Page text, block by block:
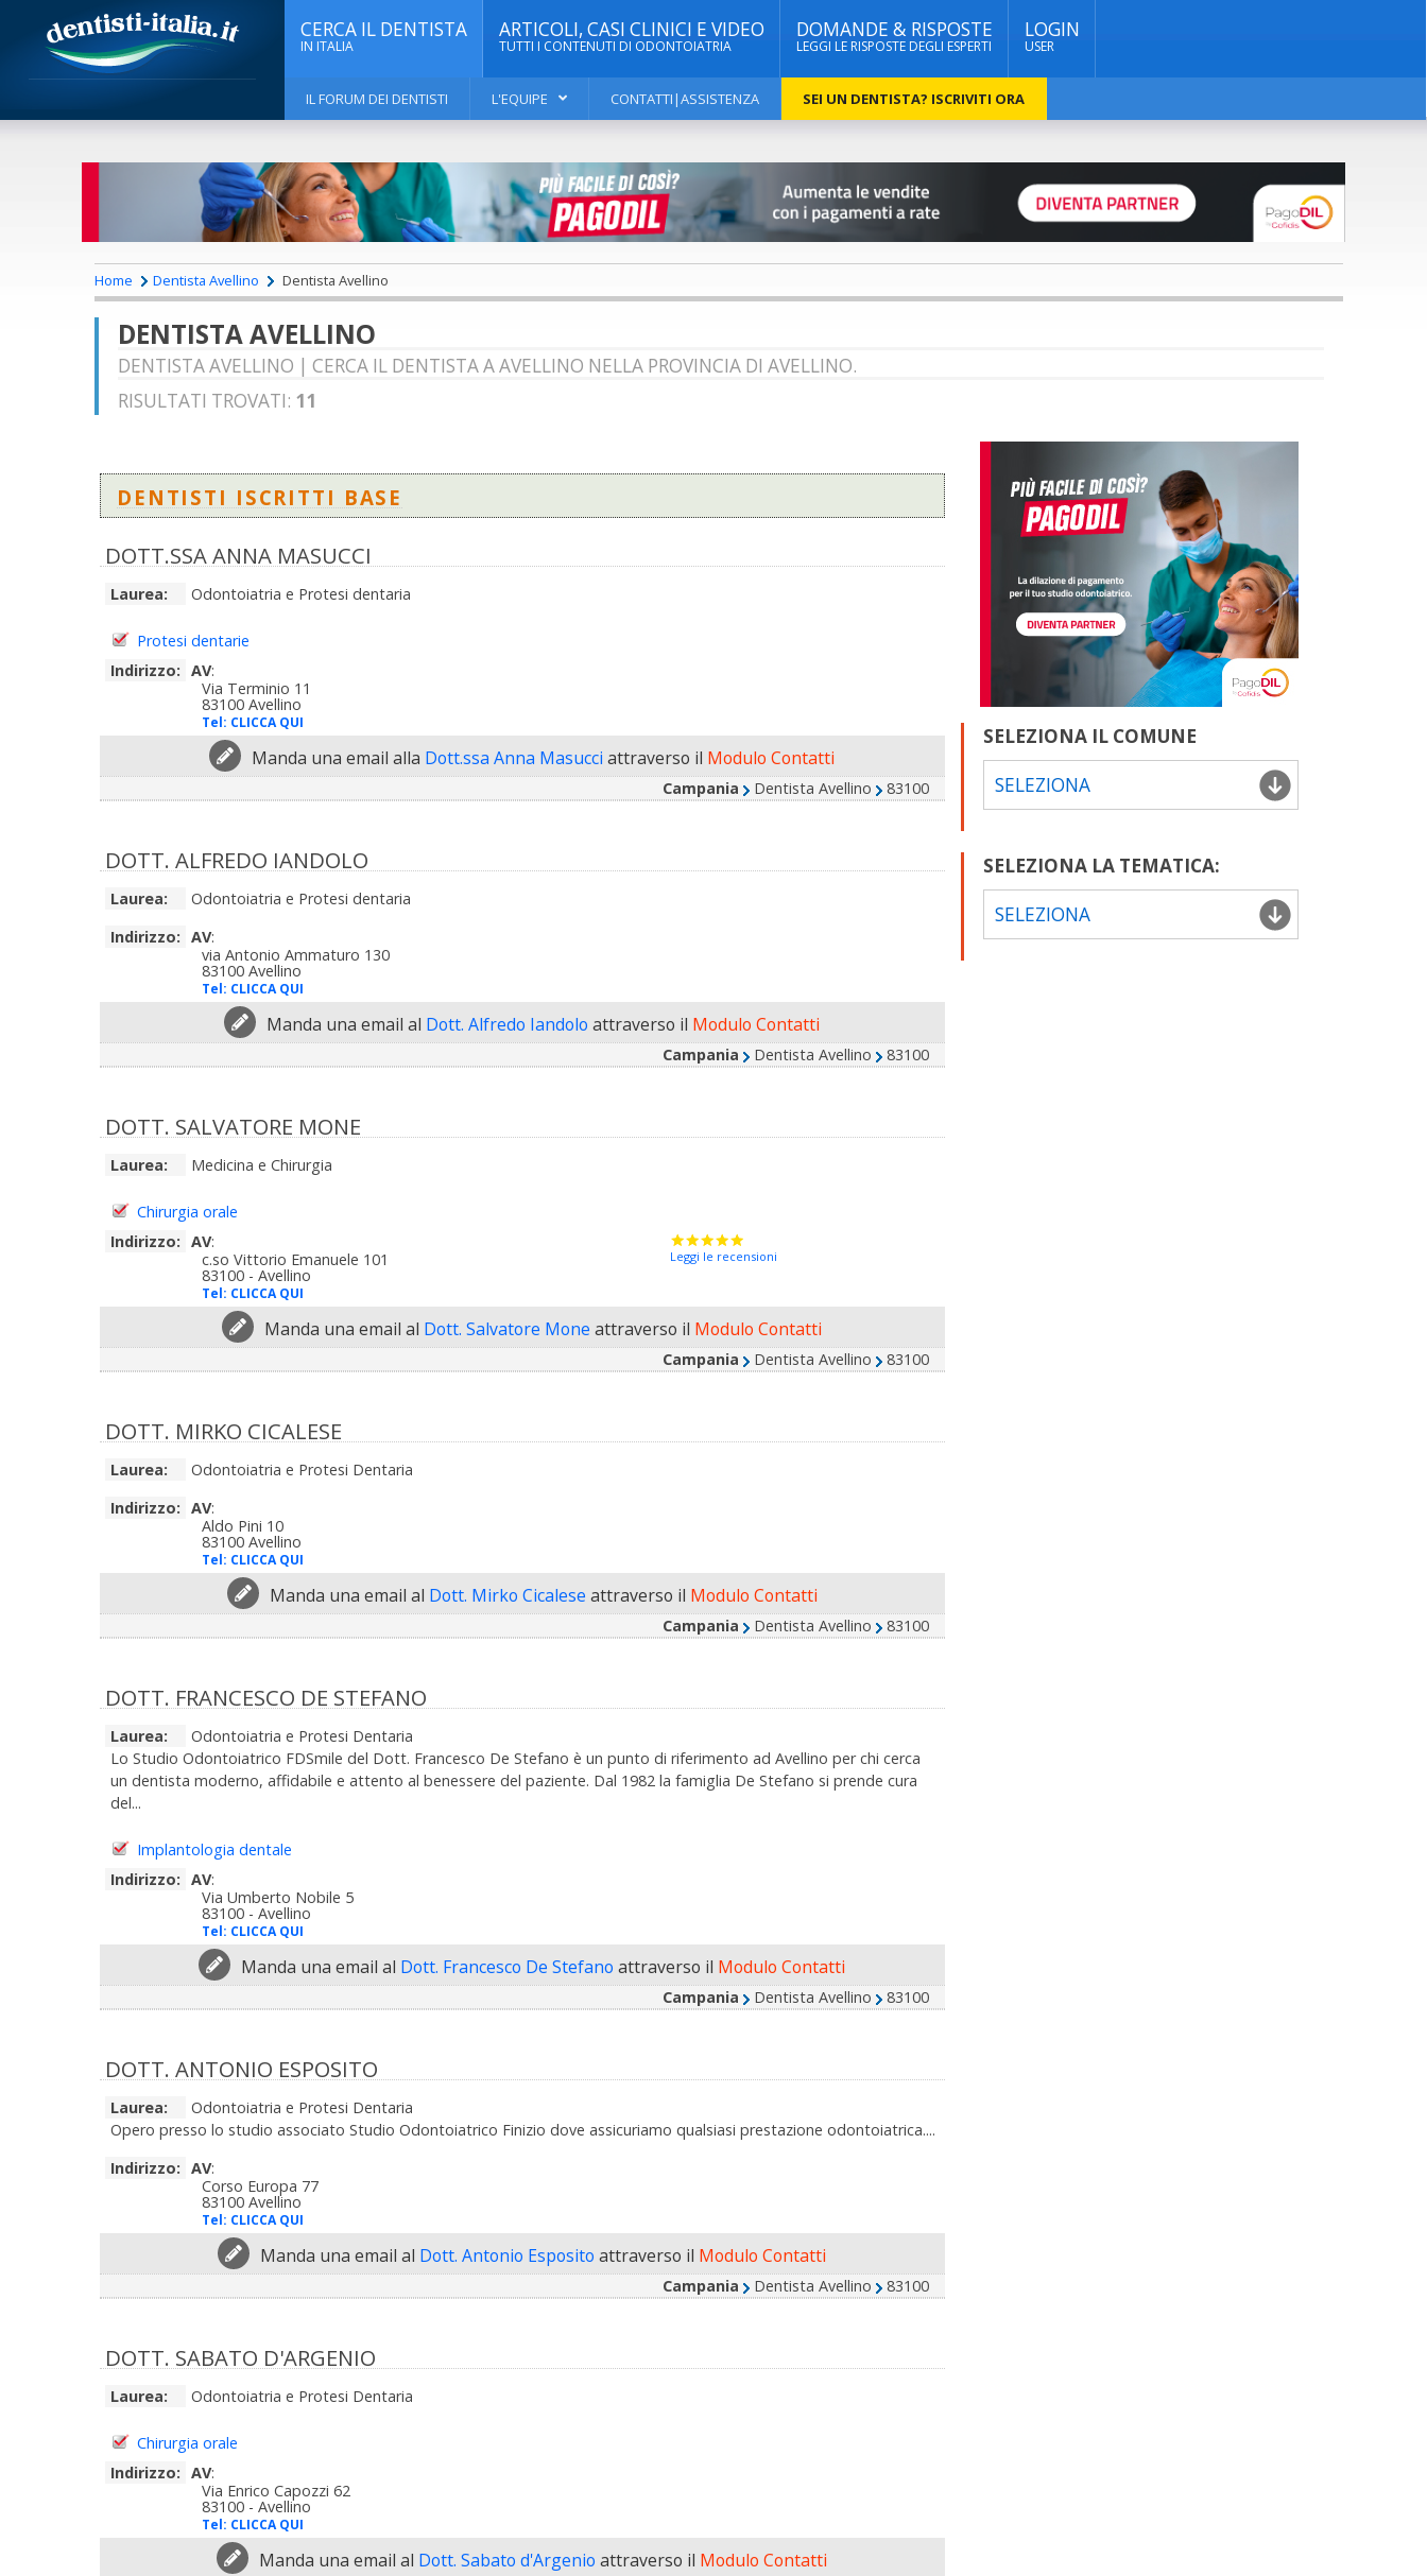
CERCA IL DENTISTA
IN ITALIA
ARTICOLI, CASI CLINICI E VIDEO
TUTTI I CONTENUTI DI ODONTOIATRIA
DOMANDE & RISPOSTE
LEGGI LE RISPOSTE DEGLI ESPERTI
LOGIN
USER
IL FORUM DEI DENTISTI L'EQUIPE CONTATTI|ASSISTENZA SEI UN DENTISTA? ISCRIVITI ORA
Home Dentista Avellino Dentista Avellino
DENTISTA AVELLINO
DENTISTA AVELLINO | CERCA IL DENTISTA A AVELLINO NELLA PROVINCIA DI AVELLINO.
RISULTATI TROVATI: 11
DENTISTI ISCRITTI BASE
DOTT.SSA ANNA MASUCCI
Laurea: Odontoiatria e Protesi dentaria
Protesi dentarie
Indirizzo: AV:
Via Terminio 11
83100 Avellino
Tel: CLICCA QUI
Manda una email alla Dott.ssa Anna Masucci attraverso il Modulo Contatti
Campania Dentista Avellino 83100
DOTT. ALFREDO IANDOLO
Laurea:
Odontoiatria e Protesi dentaria
Indirizzo: AV:
via Antonio Ammaturo 130
83100 Avellino
Tel: CLICCA QUI
Manda una email al Dott. Alfredo Iandolo attraverso il Modulo Contatti
Campania Dentista Avellino 83100
DOTT. SALVATORE MONE
Laurea: Medicina e Chirurgia
Chirurgia orale
Indirizzo: AV:
c.so Vittorio Emanuele 101
83100 - Avellino
Tel: CLICCA QUI
Leggi le recensioni
Manda una email al Dott. Salvatore Mone attraverso il Modulo Contatti
Campania Dentista Avellino 83100
DOTT. MIRKO CICALESE
Laurea:
Odontoiatria e Protesi Dentaria
Indirizzo: AV:
Aldo Pini 10
83100 Avellino
Tel: CLICCA QUI
Manda una email al Dott. Mirko Cicalese attraverso il Modulo Contatti
Campania Dentista Avellino 83100
DOTT. FRANCESCO DE STEFANO
Laurea:
Odontoiatria e Protesi Dentaria
Lo Studio Odontoiatrico FDSmile del Dott. Francesco De Stefano è un punto di riferimento ad Avellino per chi cerca
un dentista moderno, affidabile e attento al benessere del paziente. Dal 1982 la famiglia De Stefano si prende cura
del...
Implantologia dentale
Indirizzo: AV:
Via Umberto Nobile 5
83100 - Avellino
Tel: CLICCA QUI
Manda una email al Dott. Francesco De Stefano attraverso il Modulo Contatti
Campania Dentista Avellino 83100
DOTT. ANTONIO ESPOSITO
Laurea:
Odontoiatria e Protesi Dentaria
Opero presso lo studio associato Studio Odontoiatrico Finizio dove assicuriamo qualsiasi prestazione odontoiatrica....
Indirizzo: AV:
Corso Europa 77
83100 Avellino
Tel: CLICCA QUI
Manda una email al Dott. Antonio Esposito attraverso il Modulo Contatti
Campania Dentista Avellino 83100
DOTT. SABATO D'ARGENIO
Laurea: Odontoiatria e Protesi Dentaria
Chirurgia orale
Indirizzo: AV:
Via Enrico Capozzi 62
83100 - Avellino
Tel: CLICCA QUI
Manda una email al Dott. Sabato d'Argenio attraverso il Modulo Contatti
SELEZIONA IL COMUNE
SELEZIONA
SELEZIONA LA TEMATICA:
SELEZIONA